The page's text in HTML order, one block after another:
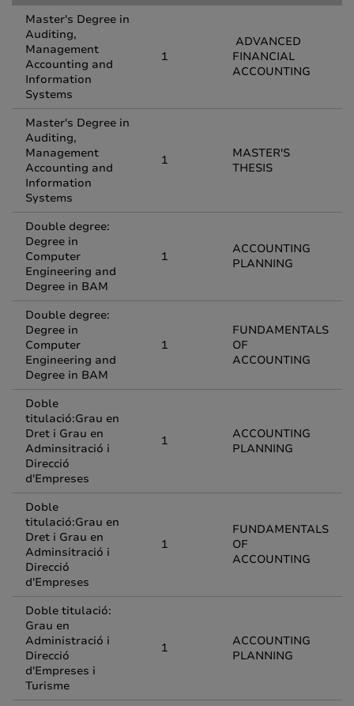
Master's Degree in
Auditing,
Management
Accounting and
Information
Systems
1
ADVANCED
FINANCIAL
ACCOUNTING
Master's Degree in
Auditing,
Management
Accounting and
Information
Systems
1
MASTER'S
THESIS
Double degree:
Degree in
Computer
Engineering and
Degree in BAM
1
ACCOUNTING
PLANNING
Double degree:
Degree in
Computer
Engineering and
Degree in BAM
1
FUNDAMENTALS
OF
ACCOUNTING
Doble
titulació:Grau en
Dret i Grau en
Adminsitració i
Direcció
d'Empreses
1
ACCOUNTING
PLANNING
Doble
titulació:Grau en
Dret i Grau en
Adminsitració i
Direcció
d'Empreses
1
FUNDAMENTALS
OF
ACCOUNTING
Doble titulació:
Grau en
Administració i
Direcció
d'Empreses i
Turisme
1
ACCOUNTING
PLANNING